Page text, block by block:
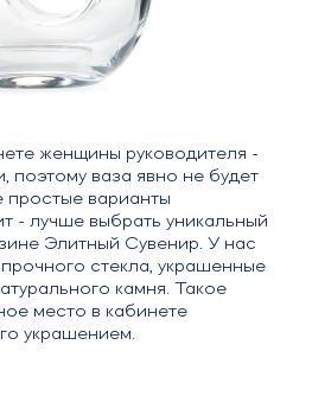
женщины руководителя -
поэтому ваза явно не будет
варианты
- лучше выбрать уникальный
Элитный Сувенир. У нас
стекла, украшенные
камня. Такое
место в кабинете
украшением.